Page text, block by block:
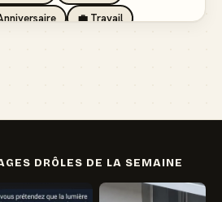
💼 Travail
DRÔLES DE LA SEMAINE